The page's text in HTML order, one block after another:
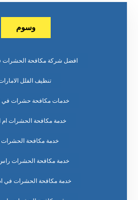
وسوم
افضل شركة مكافحة الحشرات
تنظيف الفلل
خدمات مكافحة حشرات في
خدمة مكافحة الحشرات ام
خدمة مكافحة الحشرات
خدمة مكافحة الحشرات
خدمة مكافحة الحشرات في ام